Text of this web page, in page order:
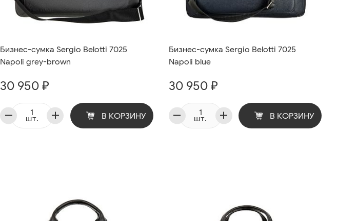
Бизнес-сумка Sergio Belotti 7025
Napoli grey-brown
30 950 ₽
шт. В КОРЗИНУ
Бизнес-сумка Sergio Belotti 7025
Napoli blue
30 950 ₽
шт. В КОРЗИНУ